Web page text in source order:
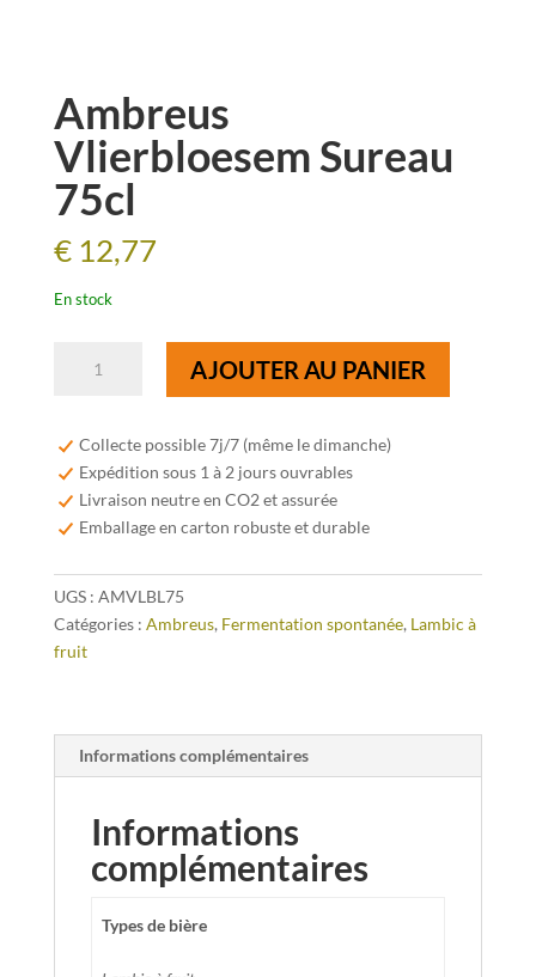
Ambreus
Vlierbloesem Sureau
75cl
€12,77
En stock
Vlierbloesem
Sureau
75cl
AJOUTER AU PANIER
Collecte possible 7j/7 (même le dimanche)
Expédition sous 1 à 2 jours ouvrables
Livraison neutre en CO2 et assurée
Emballage en carton robuste et durable
UGS : AMVLBL75
Catégories : Ambreus, Fermentation spontanée, Lambic à
fruit
Informations complémentaires
Informations
complémentaires
Types de bière